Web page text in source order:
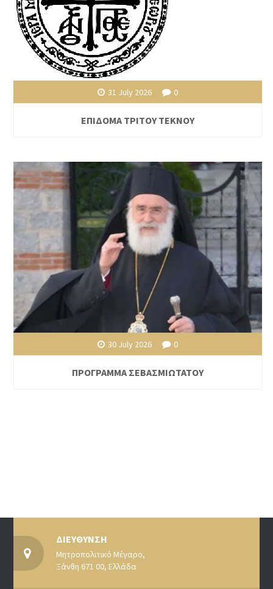
31 July 2026 0
ΕΠΙΔΟΜΑ ΤΡΙΤΟΥ ΤΕΚΝΟΥ
30 July 2026 0
ΠΡΟΓΡΑΜΜΑ ΣΕΒΑΣΜΙΩΤΑΤΟΥ
ΔΙΕΥΘΥΝΣΗ
Μητροπολιτικό Μέγαρο,
Ξάνθη 671 00, Ελλάδα